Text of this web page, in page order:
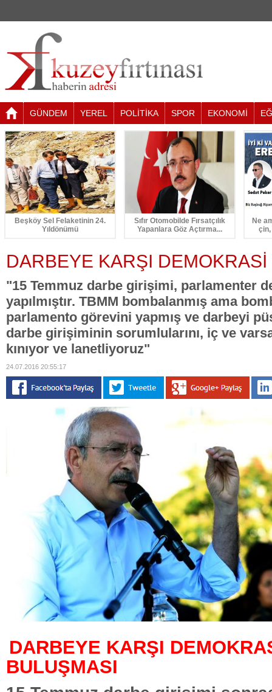
GÜNDEM YEREL POLİTİKA SPOR EKONOMİ
Beşköy Sel Felaketinin 24.
Yıldönümü
Sıfır Otomobilde Fırsatçılık
Yapanlara Göz Açtırma...
Ne
DARBEYE KARŞI
"15 Temmuz darbe girişimi, parlamenter
yapılmıştır. TBMM bombalanmış ama
parlamento görevini yapmış ve darbeyi
darbe girişiminin sorumlularını, iç ve
kınıyor ve lanetliyoruz"
24.07.2016 20:55:17
DARBEYE KARŞI
BULUŞMASI